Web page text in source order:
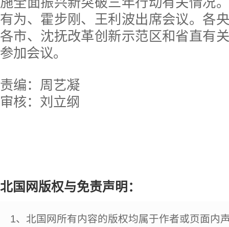
有为、霍步刚、王利波出席会议。各
各市、沈抚改革创新示范区和省直有
参加会议。
责编：周艺凝
审核：刘立纲
北国网版权与免责声明：
1、北国网所有内容的版权均属于作者或页面内